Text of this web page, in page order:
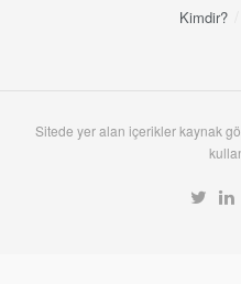
Kimdir?
Sitede yer alan içerikler kaynak